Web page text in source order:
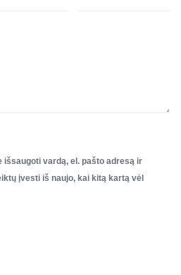
vardą, el. pašto adresą ir
įvesti iš naujo, kai kitą kartą vėl